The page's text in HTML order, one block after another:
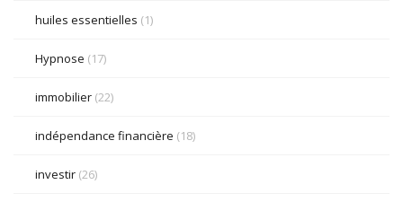
huiles essentielles (1)
Hypnose (17)
immobilier (22)
indépendance financière (18)
investir (26)